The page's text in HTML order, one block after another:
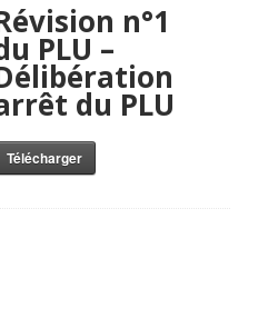
n°1
PLU –
du PLU
Télécharger